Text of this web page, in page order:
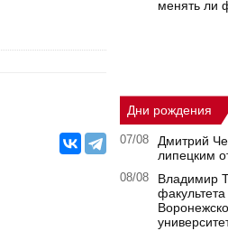
менять ли
Дни рождения
07/08
Дмитрий
липецким
08/08
Владимир